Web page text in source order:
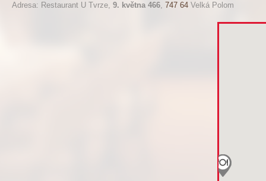
Adresa: Restaurant U Tvrze, 9. května 466, 747 64 Velká Polom